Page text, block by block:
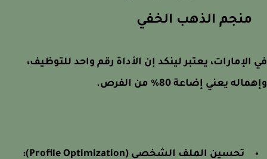
منجم الذهب الخفي
يعتبر لينكد إن الأداة رقم واحد للتوظيف،
يعني إضاعة 80% من الفرص.
تحسين الملف الشخصي (Profile Optimization):